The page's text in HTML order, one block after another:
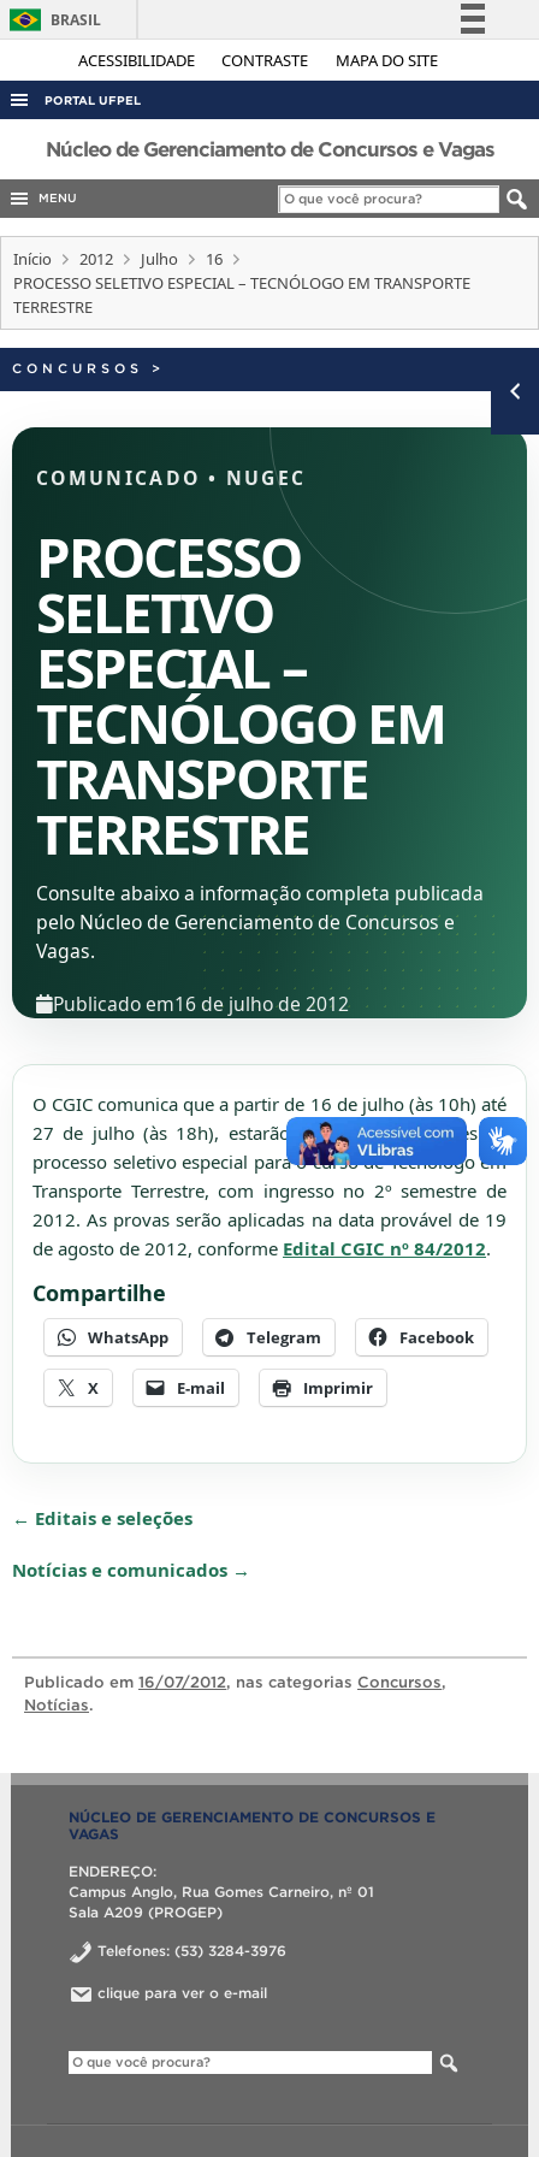
ACESSIBILIDADE CONTRASTE MAPA DO SITE
BRASIL
Simplifique!
Legislação
Canais
PORTAL UFPEL
ACESSO À INFORMAÇÃO
AUDITORIA
CONCURSOS
EDITAIS
INTERNACIONAL
PORTARIAS
TELEFONES
Núcleo de Gerenciamento de Concursos e Vagas
MENU
Início 2012 Julho
16
PROCESSO SELETIVO ESPECIAL – TECNÓLOGO EM TRANSPORTE
TERRESTRE
CONCURSOS >
COMUNICADO • NUGEC
PROCESSO
SELETIVO
ESPECIAL –
TECNÓLOGO EM
TRANSPORTE
TERRESTRE
Consulte abaixo a informação completa publicada
pelo Núcleo de Gerenciamento de Concursos e
Vagas.
Publicado em16 de julho de 2012
O CGIC comunica que a partir de 16 de julho (às 10h) até
27 de julho (às 18h), estarão abertas as inscrições ao
processo seletivo especial para o curso de Tecnólogo em
Transporte Terrestre, com ingresso no 2º semestre de
2012. As provas serão aplicadas na data provável de 19
de agosto de 2012, conforme Edital CGIC nº 84/2012.
Compartilhe
WhatsApp Telegram Facebook
X E-mail Imprimir
← Editais e seleções
Notícias e comunicados →
Publicado em 16/07/2012, nas categorias Concursos,
Notícias.
NÚCLEO DE GERENCIAMENTO DE CONCURSOS E
VAGAS
ENDEREÇO:
Campus Anglo, Rua Gomes Carneiro, nº 01
Sala A209 (PROGEP)
Telefones: (53) 3284-3976
clique para ver o e-mail